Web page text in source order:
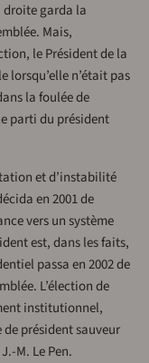
droite garda la
Mais,
le Président de la
lorsqu’elle n’était pas
la foulée de
parti du président
et d’instabilité
en 2001 de
vers un système
est, dans les faits,
passa en 2002 de
L’élection de
institutionnel,
de président sauveur
M. Le Pen.